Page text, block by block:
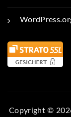
Copyright ©